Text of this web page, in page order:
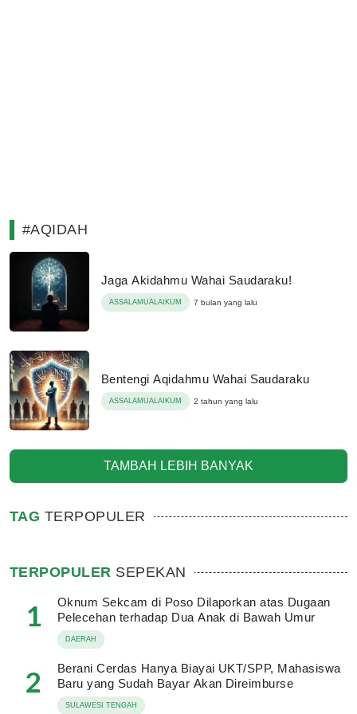
#AQIDAH
Jaga Akidahmu Wahai Saudaraku!
ASSALAMUALAIKUM 7 bulan yang lalu
Bentengi Aqidahmu Wahai Saudaraku
ASSALAMUALAIKUM 2 tahun yang lalu
TAMBAH LEBIH BANYAK
TAG TERPOPULER
TERPOPULER SEPEKAN
1
Oknum Sekcam di Poso Dilaporkan atas Dugaan
Pelecehan terhadap Dua Anak di Bawah Umur
DAERAH
2
Berani Cerdas Hanya Biayai UKT/SPP, Mahasiswa
Baru yang Sudah Bayar Akan Direimburse
SULAWESI TENGAH